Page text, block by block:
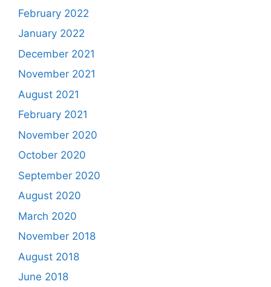
February 2022
January 2022
December 2021
November 2021
August 2021
February 2021
November 2020
October 2020
September 2020
August 2020
March 2020
November 2018
August 2018
June 2018